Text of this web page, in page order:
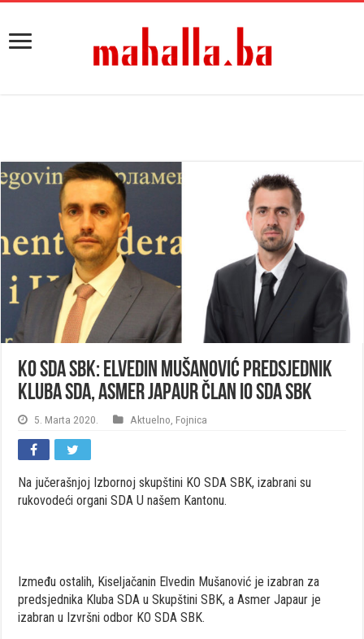
KO SDA SBK: Elvedin Mušanović predsjednik
Kluba SDA, Asmer Japaur član IO SDA SBK
5. Marta 2020. Aktuelno Fojnica
Na jučerašnjoj Izbornoj skupštini KO SDA SBK, izabrani su
rukovodeći organi SDA U našem Kantonu.
Između ostalih, Kiseljačanin Elvedin Mušanović je izabran za
predsjednika Kluba SDA u Skupštini SBK, a Asmer Japaur je
izabran u Izvršni odbor KO SDA SBK.